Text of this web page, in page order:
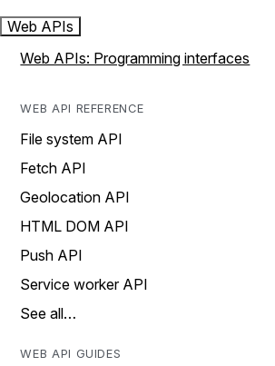
Web APIs
Web APIs: Programming interfaces
WEB API REFERENCE
File system API
Fetch API
Geolocation API
HTML DOM API
Push API
Service worker API
See all…
WEB API GUIDES